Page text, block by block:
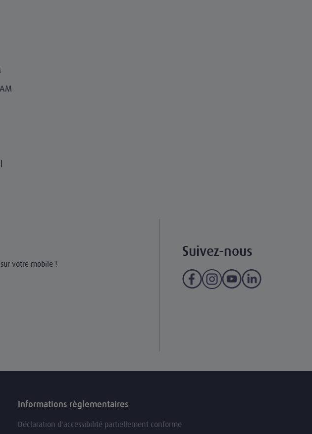
votre mobile !
Suivez-nous
Informations règlementaires
Déclaration d'accessibilité partiellement conforme